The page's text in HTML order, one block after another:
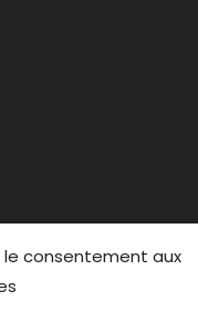
le consentement aux